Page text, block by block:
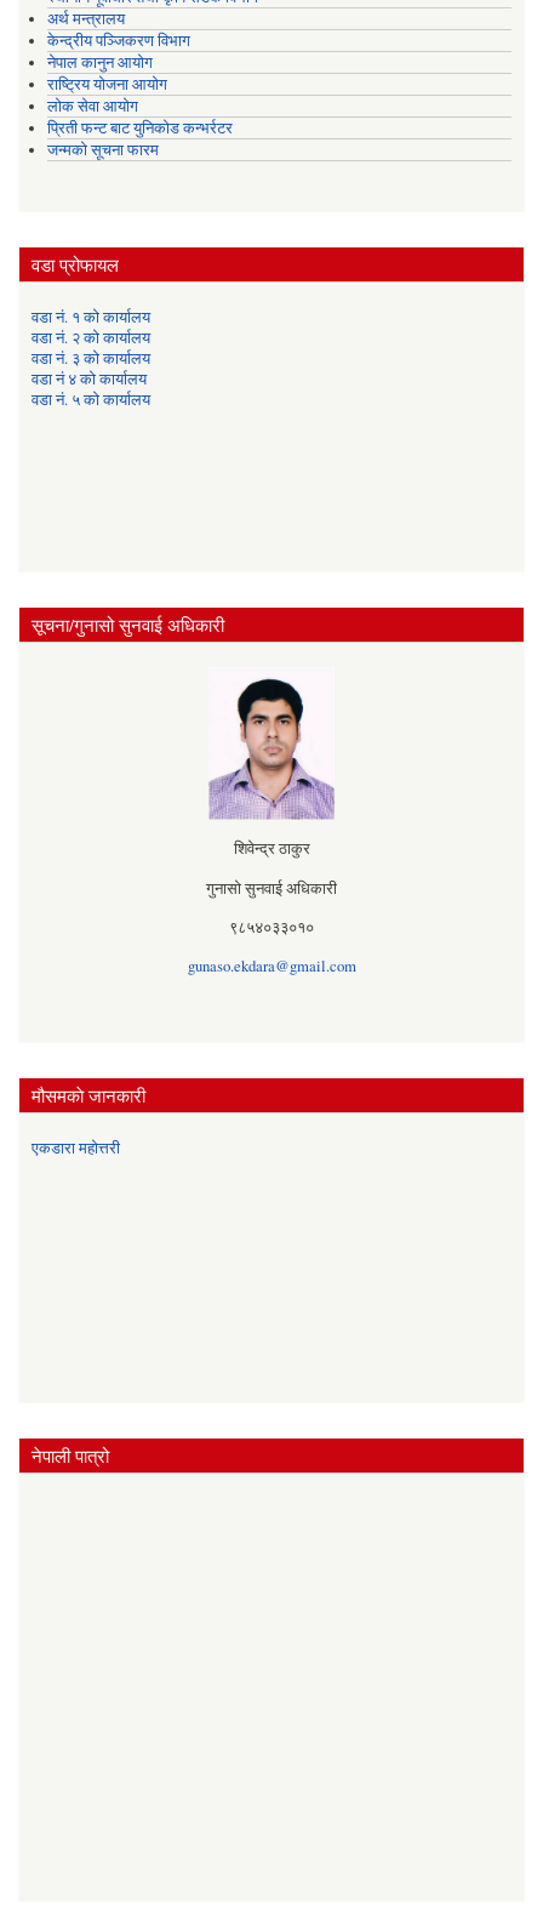
अर्थ मन्त्रालय
केन्द्रीय पञ्जिकरण विभाग
नेपाल कानुन आयोग
राष्ट्रिय योजना आयोग
लोक सेवा आयोग
प्रिती फन्ट बाट युनिकोड कन्भर्रटर
जन्मको सूचना फारम
वडा प्रोफायल
वडा नं. १ को कार्यालय
वडा नं. २ को कार्यालय
वडा नं. ३ को कार्यालय
वडा नं ४ को कार्यालय
वडा नं. ५ को कार्यालय
सूचना/गुनासो सुनवाई अधिकारी
शिवेन्द्र ठाकुर
गुनासो सुनवाई अधिकारी
९८५४०३३०१०
gunaso.ekdara@gmail.com
मौसमकाे जानकारी
एकडारा महोत्तरी
नेपाली पात्रो